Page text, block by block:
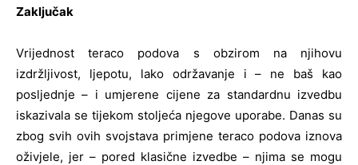
Zaključak
Vrijednost teraco podova s obzirom na njihovu
izdržljivost, ljepotu, lako održavanje i – ne baš kao
posljednje – i umjerene cijene za standardnu izvedbu
iskazivala se tijekom stoljeća njegove uporabe. Danas su
zbog svih ovih svojstava primjene teraco podova iznova
oživjele, jer – pored klasične izvedbe – njima se mogu